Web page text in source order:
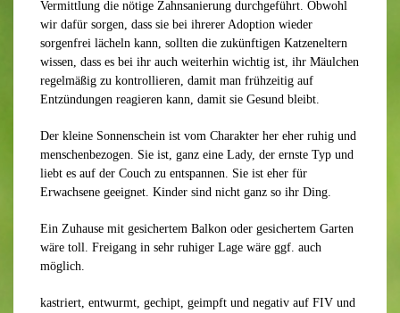
Vermittlung die nötige Zahnsanierung durchgeführt. Obwohl
wir dafür sorgen, dass sie bei ihrerer Adoption wieder
sorgenfrei lächeln kann, sollten die zukünftigen Katzeneltern
wissen, dass es bei ihr auch weiterhin wichtig ist, ihr Mäulchen
regelmäßig zu kontrollieren, damit man frühzeitig auf
Entzündungen reagieren kann, damit sie Gesund bleibt.
Der kleine Sonnenschein ist vom Charakter her eher ruhig und
menschenbezogen. Sie ist, ganz eine Lady, der ernste Typ und
liebt es auf der Couch zu entspannen. Sie ist eher für
Erwachsene geeignet. Kinder sind nicht ganz so ihr Ding.
Ein Zuhause mit gesichertem Balkon oder gesichertem Garten
wäre toll. Freigang in sehr ruhiger Lage wäre ggf. auch
möglich.
kastriert, entwurmt, gechipt, geimpft und negativ auf FIV und